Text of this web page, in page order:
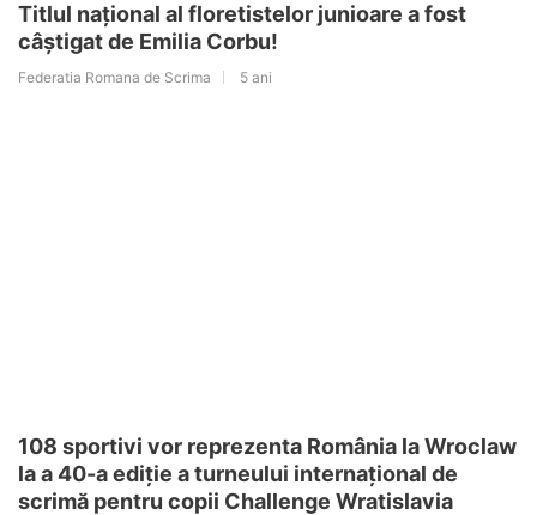
Titlul național al floretistelor junioare a fost
câștigat de Emilia Corbu!
Federatia Romana de Scrima 5 ani
108 sportivi vor reprezenta România la Wroclaw
la a 40-a ediție a turneului internațional de
scrimă pentru copii Challenge Wratislavia